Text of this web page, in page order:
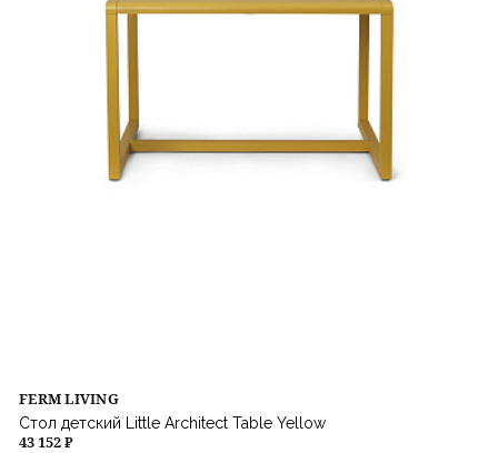
FERM LIVING
Стол детский Little Architect Table Yellow
43 152 ₽